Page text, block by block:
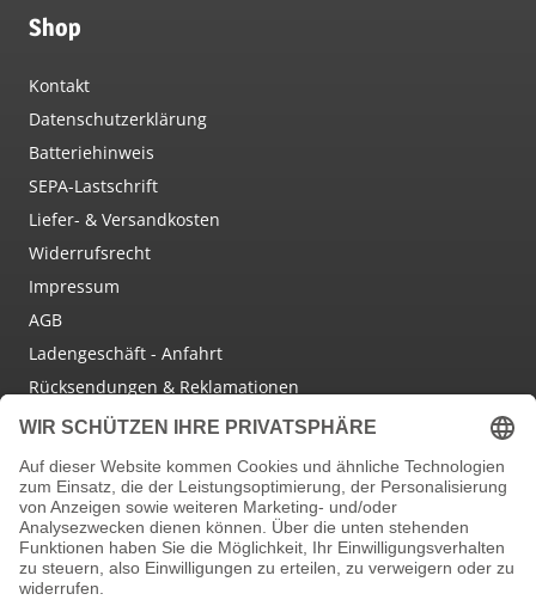
Shop
Kontakt
Datenschutzerklärung
Batteriehinweis
SEPA-Lastschrift
Liefer- & Versandkosten
Widerrufsrecht
Impressum
AGB
Ladengeschäft - Anfahrt
Rücksendungen & Reklamationen
Social Media
Facebook
Instagram